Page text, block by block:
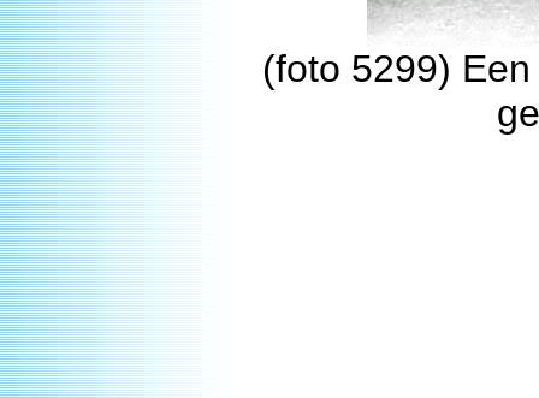
(foto 5299)